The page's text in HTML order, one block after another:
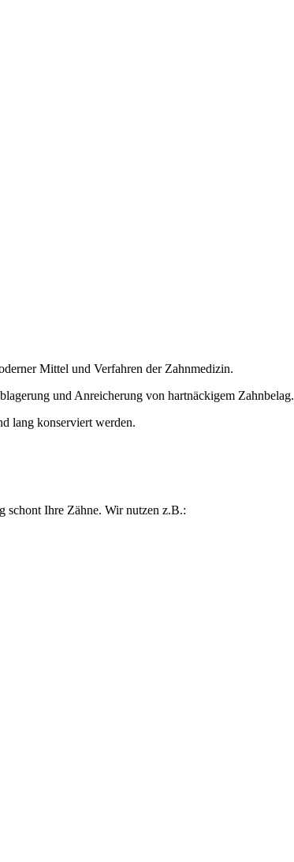
Mittel und Verfahren der Zahnmedizin.
und Anreicherung von hartnäckigem Zahnbelag.
lang konserviert werden.
schont Ihre Zähne. Wir nutzen z.B.: